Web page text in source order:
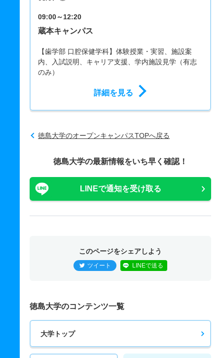
09:00～12:20
蔵本キャンパス
【歯学部 口腔保健学科】体験授業・実習、施設案
内、入試説明、キャリア支援、学内施設見学（有志
のみ）
詳細を見る
徳島大学のオープンキャンパスTOPへ戻る
徳島大学の最新情報をいち早く確認！
LINEで通知を受け取る
このページをシェアしよう
ツイート LINEで送る
徳島大学のコンテンツ一覧
大学トップ